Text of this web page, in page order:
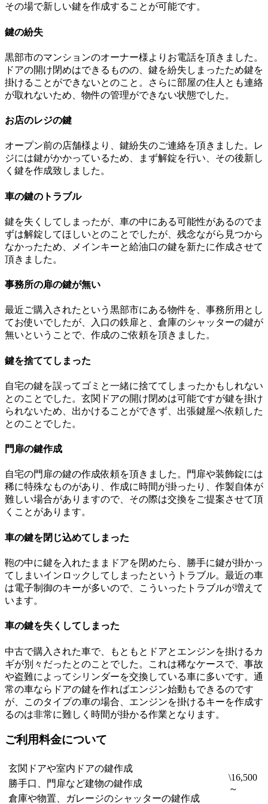
その場で新しい鍵を作成することが可能です。
鍵の紛失
黒部市のマンションのオーナー様よりお電話を頂きました。
ドアの開け閉めはできるものの、鍵を紛失しまったため鍵を
掛けることができないとのこと。さらに部屋の住人とも連絡
が取れないため、物件の管理ができない状態でした。
お店のレジの鍵
オープン前の店舗様より、鍵紛失のご連絡を頂きました。レ
ジには鍵がかかっているため、まず解錠を行い、その後新し
く鍵を作成致しました。
車の鍵のトラブル
鍵を失くしてしまったが、車の中にある可能性があるのでま
ずは解錠してほしいとのことでしたが、残念ながら見つから
なかったため、メインキーと給油口の鍵を新たに作成させて
頂きました。
事務所の扉の鍵が無い
最近ご購入されたという黒部市にある物件を、事務所用とし
てお使いでしたが、入口の鉄扉と、倉庫のシャッターの鍵が
無いということで、作成のご依頼を頂きました。
鍵を捨ててしまった
自宅の鍵を誤ってゴミと一緒に捨ててしまったかもしれない
とのことでした。玄関ドアの開け閉めは可能ですが鍵を掛け
られないため、出かけることができず、出張鍵屋へ依頼した
とのことでした。
門扉の鍵作成
自宅の門扉の鍵の作成依頼を頂きました。門扉や装飾錠には
稀に特殊なものがあり、作成に時間が掛ったり、作製自体が
難しい場合がありますので、その際は交換をご提案させて頂
くことがあります。
車の鍵を閉じ込めてしまった
鞄の中に鍵を入れたままドアを閉めたら、勝手に鍵が掛かっ
てしまいインロックしてしまったというトラブル。最近の車
は電子制御のキーが多いので、こういったトラブルが増えて
います。
車の鍵を失くしてしまった
中古で購入された車で、もともとドアとエンジンを掛けるカ
ギが別々だったとのことでした。これは稀なケースで、事故
や盗難によってシリンダーを交換している車に多いです。通
常の車ならドアの鍵を作ればエンジン始動もできるのです
が、このタイプの車の場合、エンジンを掛けるキーを作成す
るのは非常に難しく時間が掛かる作業となります。
ご利用料金について
玄関ドアや室内ドアの鍵作成
勝手口、門扉など建物の鍵作成
倉庫や物置、ガレージのシャッターの鍵作成
\16,500
～